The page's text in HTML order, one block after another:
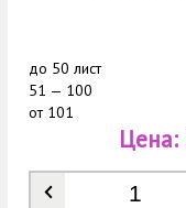
до 50 лист
51 — 100
от101
Количество
Цена: